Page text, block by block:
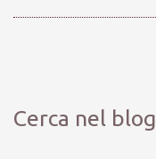
Cerca nel blog